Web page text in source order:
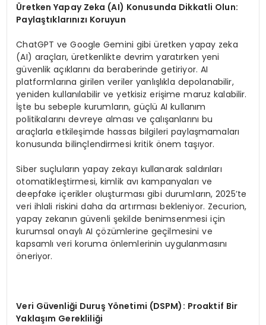
Üretken Yapay Zeka (AI) Konusunda Dikkatli Olun:
Paylaştıklarınızı Koruyun
ChatGPT ve Google Gemini gibi üretken yapay zeka
(AI) araçları, üretkenlikte devrim yaratırken yeni
güvenlik açıklarını da beraberinde getiriyor. AI
platformlarına girilen veriler yanlışlıkla depolanabilir,
yeniden kullanılabilir ve yetkisiz erişime maruz kalabilir.
İşte bu sebeple kurumların, güçlü AI kullanım
politikalarını devreye alması ve çalışanlarını bu
araçlarla etkileşimde hassas bilgileri paylaşmamaları
konusunda bilinçlendirmesi kritik önem taşıyor.
Siber suçluların yapay zekayı kullanarak saldırıları
otomatikleştirmesi, kimlik avı kampanyaları ve
deepfake içerikler oluşturması gibi durumların, 2025’te
veri ihlali riskini daha da artırması bekleniyor. Zecurion,
yapay zekanın güvenli şekilde benimsenmesi için
kurumsal onaylı AI çözümlerine geçilmesini ve
kapsamlı veri koruma önlemlerinin uygulanmasını
öneriyor.
Veri Güvenliği Duruş Yönetimi (DSPM): Proaktif Bir
Yaklaşım Gerekliliği